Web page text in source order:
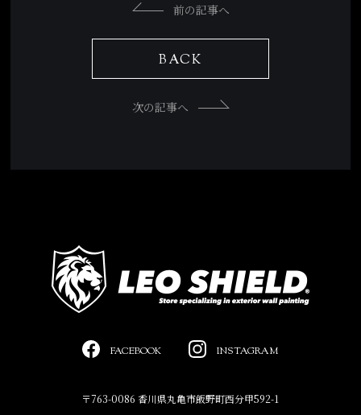
前の記事へ
BACK
次の記事へ
FACEBOOK INSTAGRAM
〒763-0086 香川県丸亀市飯野町西分甲592-1